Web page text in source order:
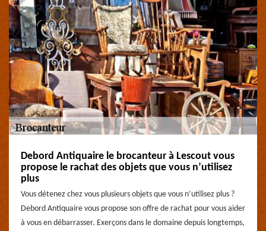
Debord Antiquaire le brocanteur à Lescout vous
propose le rachat des objets que vous n’utilisez
plus
Vous détenez chez vous plusieurs objets que vous n’utilisez plus ?
Debord Antiquaire vous propose son offre de rachat pour vous aider
à vous en débarrasser. Exerçons dans le domaine depuis longtemps,